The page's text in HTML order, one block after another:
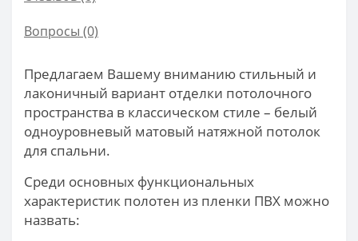
Вопросы (0)
Предлагаем Вашему вниманию стильный и
лаконичный вариант отделки потолочного
пространства в классическом стиле – белый
одноуровневый матовый натяжной потолок
для спальни.
Среди основных функциональных
характеристик полотен из пленки ПВХ можно
назвать: